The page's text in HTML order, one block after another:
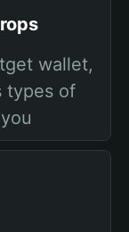
wallet,
types of